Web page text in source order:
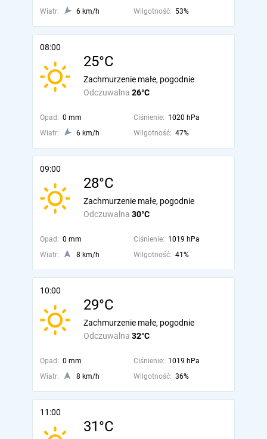
Wiatr: 6 km/h Wilgotność: 53%
08:00
25°C
Odczuwalna 26°C
Zachmurzenie małe, pogodnie
Opad: 0 mm Ciśnienie: 1020 hPa
Wiatr:
6 km/h Wilgotność: 47%
09:00
28°C
Odczuwalna 30°C
Zachmurzenie małe, pogodnie
Opad: 0 mm Ciśnienie: 1019 hPa
Wiatr:
8 km/h Wilgotność: 41%
10:00
29°C
Odczuwalna 32°C
Zachmurzenie małe, pogodnie
Opad: 0 mm Ciśnienie: 1019 hPa
Wiatr:
8 km/h Wilgotność: 36%
11:00
31°C